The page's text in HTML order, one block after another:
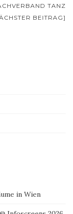
TANZ
BEITRAG]
in Wien